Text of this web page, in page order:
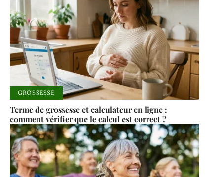
GROSSESSE
Terme de grossesse et calculateur en ligne :
comment vérifier que le calcul est correct ?